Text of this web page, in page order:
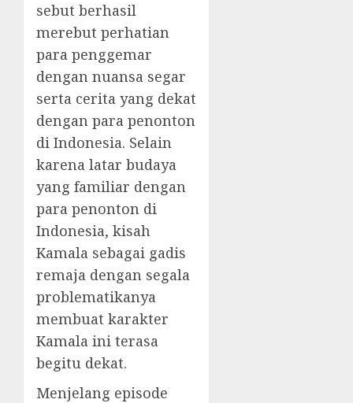
sebut berhasil
merebut perhatian
para penggemar
dengan nuansa segar
serta cerita yang dekat
dengan para penonton
di Indonesia. Selain
karena latar budaya
yang familiar dengan
para penonton di
Indonesia, kisah
Kamala sebagai gadis
remaja dengan segala
problematikanya
membuat karakter
Kamala ini terasa
begitu dekat.
Menjelang episode